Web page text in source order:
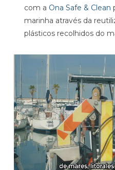
com a Ona Safe & Clean
marinha através da
plásticos recolhidos do